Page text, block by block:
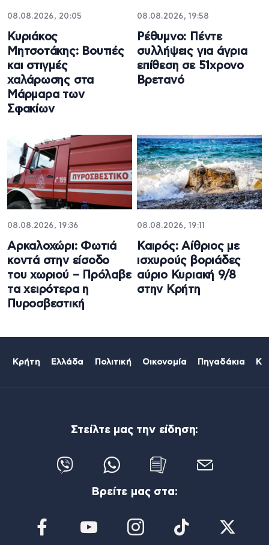
08.08.2026, 20:05
Κυριάκος
Μητσοτάκης: Βουτιές
και στιγμές
χαλάρωσης στα
Μάρμαρα των
Σφακίων
08.08.2026, 19:58
Ρέθυμνο: Πέντε
συλλήψεις για άγρια
επίθεση σε 51χρονο
Βρετανό
08.08.2026, 19:36
Αρκαλοχώρι: Φωτιά
κοντά στην είσοδο
του χωριού – Πρόλαβε
τα χειρότερα η
Πυροσβεστική
08.08.2026, 19:11
Καιρός: Αίθριος με
ισχυρούς βοριάδες
αύριο Κυριακή 9/8
στην Κρήτη
Κρήτη Ελλάδα Πολιτική Οικονομία Πηγαδάκια
Στείλτε μας την είδηση:
Βρείτε μας στα: